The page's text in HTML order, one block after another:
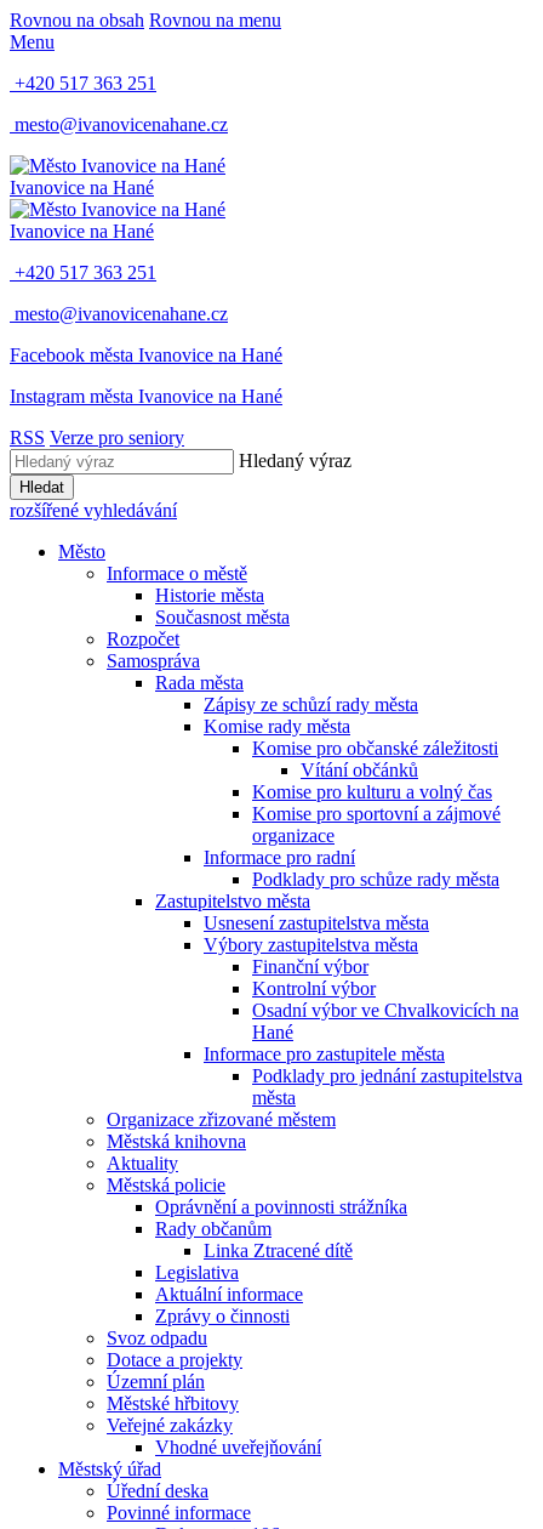
Rovnou na obsah Rovnou na menu
Menu
+420 517 363 251
mesto@ivanovicenahane.cz
Ivanovice na Hané
Ivanovice na Hané
+420 517 363 251
mesto@ivanovicenahane.cz
Facebook města Ivanovice na Hané
Instagram města Ivanovice na Hané
RSS Verze pro seniory
Hledaný výraz
Hledat
rozšířené vyhledávání
Město
Informace o městě
Historie města
Současnost města
Rozpočet
Samospráva
Rada města
Zápisy ze schůzí rady města
Komise rady města
Komise pro občanské záležitosti
Vítání občánků
Komise pro kulturu a volný čas
Komise pro sportovní a zájmové
organizace
Informace pro radní
Podklady pro schůze rady města
Zastupitelstvo města
Usnesení zastupitelstva města
Výbory zastupitelstva města
Finanční výbor
Kontrolní výbor
Osadní výbor ve Chvalkovicích na
Hané
Informace pro zastupitele města
Podklady pro jednání zastupitelstva
města
Organizace zřizované městem
Městská knihovna
Aktuality
Městská policie
Oprávnění a povinnosti strážníka
Rady občanům
Linka Ztracené dítě
Legislativa
Aktuální informace
Zprávy o činnosti
Svoz odpadu
Dotace a projekty
Územní plán
Městské hřbitovy
Veřejné zakázky
Vhodné uveřejňování
Městský úřad
Úřední deska
Povinné informace